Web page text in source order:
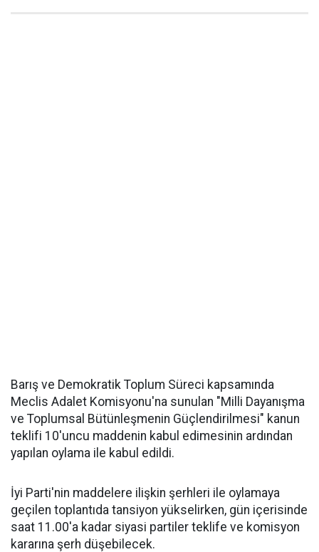
Barış ve Demokratik Toplum Süreci kapsamında
Meclis Adalet Komisyonu'na sunulan "Milli Dayanışma
ve Toplumsal Bütünleşmenin Güçlendirilmesi" kanun
teklifi 10'uncu maddenin kabul edimesinin ardından
yapılan oylama ile kabul edildi.
İyi Parti'nin maddelere ilişkin şerhleri ile oylamaya
geçilen toplantıda tansiyon yükselirken, gün içerisinde
saat 11.00'a kadar siyasi partiler teklife ve komisyon
kararına şerh düşebilecek.